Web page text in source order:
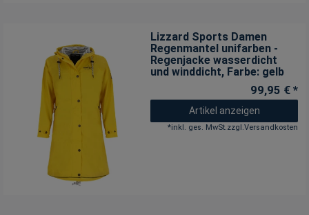
Lizzard Sports Damen
Regenmantel unifarben -
Regenjacke wasserdicht
und winddicht, Farbe: gelb
99,95 € *
Artikel anzeigen
*inkl. ges. MwSt.zzgl.Versandkosten